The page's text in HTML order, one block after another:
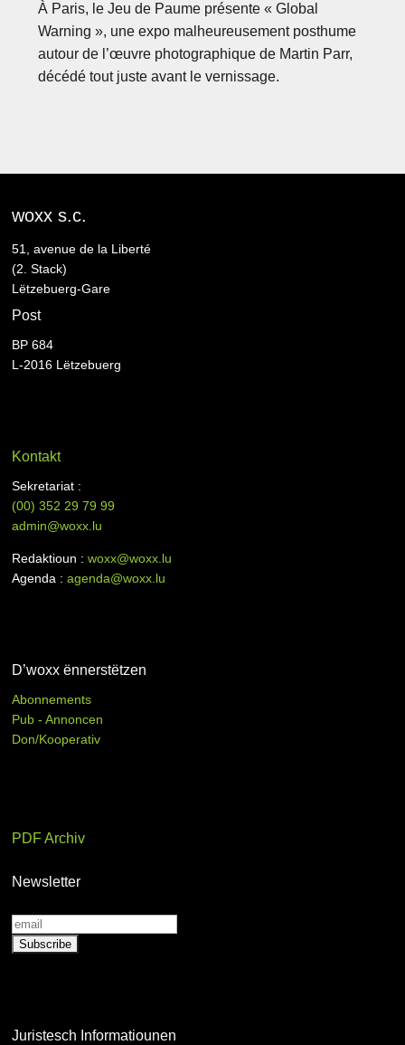
À Paris, le Jeu de Paume présente « Global
Warning », une expo malheureusement posthume
autour de l’œuvre photographique de Martin Parr,
décédé tout juste avant le vernissage.
woxx s.c.
51, avenue de la Liberté
(2. Stack)
Lëtzebuerg-Gare
Post
BP 684
L-2016 Lëtzebuerg
Kontakt
Sekretariat :
(00)352 29 79 99
admin@woxx.lu
Redaktioun :woxx@woxx.lu
Agenda :agenda@woxx.lu
D’woxx ënnerstëtzen
Abonnements
Pub - Annoncen
Don/Kooperativ
PDF Archiv
Newsletter
Juristesch Informatiounen